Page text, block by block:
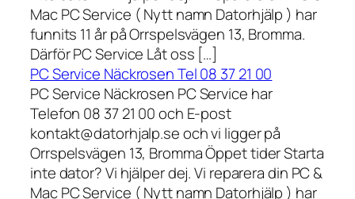
Mac PC Service ( Nytt namn Datorhjälp ) har
funnits 11 år på Orrspelsvägen 13, Bromma.
Därför PC Service Låt oss […]
PC Service Näckrosen Tel 08 37 21 00
PC Service Näckrosen PC Service har
Telefon 08 37 21 00 och E-post
kontakt@datorhjalp.se och vi ligger på
Orrspelsvägen 13, Bromma Öppet tider Starta
inte dator? Vi hjälper dej. Vi reparera din PC &
Mac PC Service ( Nytt namn Datorhjälp ) har